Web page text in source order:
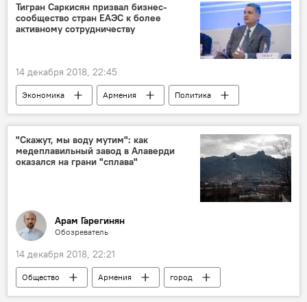
Тигран Саркисян призвал бизнес-
сообщество стран ЕАЭС к более
активному сотрудничеству
14 декабря 2018, 22:45
Экономика Армения
Политика
В мире
"Скажут, мы воду мутим": как
медеплавильный завод в Алаверди
оказался на грани "сплава"
Арам Гарегинян
Обозреватель
14 декабря 2018, 22:21
Общество Армения
город
Алаверди
предприятие
завод